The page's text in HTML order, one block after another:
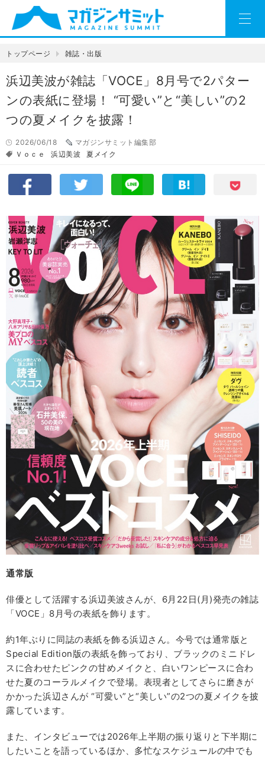
トップページ 雑誌・出版
浜辺美波が雑誌「VOCE」8月号で2パター
ンの表紙に登場！ “可愛い”と“美しい”の2
つの夏メイクを披露！
2026/06/18
マガジンサミット編集部
Ｖｏｃｅ
浜辺美波 夏メイク
通常版
俳優として活躍する浜辺美波さんが、6月22日(月)発売の雑誌
「VOCE」8月号の表紙を飾ります。
約1年ぶりに同誌の表紙を飾る浜辺さん。今号では通常版と
Special Edition版の表紙を飾っており、ブラックのミニドレ
スに合わせたピンクの甘めメイクと、白いワンピースに合わ
せた夏のコーラルメイクで登場。表現者としてさらに磨きが
かかった浜辺さんが “可愛い”と“美しい”の2つの夏メイクを披
露しています。
また、インタビューでは2026年上半期の振り返りと下半期に
したいことを語っているほか、多忙なスケジュールの中でも